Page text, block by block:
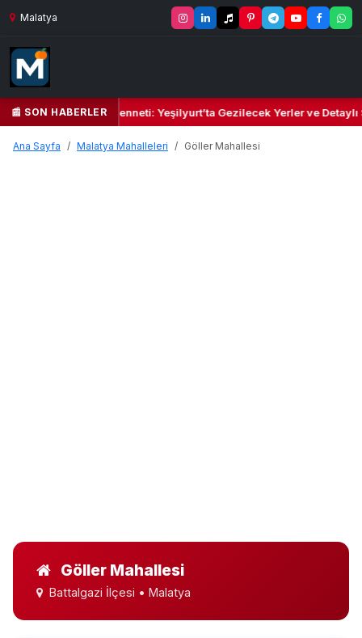
Malatya
📰 SON HABERLER
Yeşil Kalbi ve Kültür Cenneti: Yeşilyurt’ta Gezilecek Yerler ve Detaylı
Ana Sayfa Malatya Mahalleleri Göller Mahallesi
Göller Mahallesi
Battalgazi İlçesi • Malatya